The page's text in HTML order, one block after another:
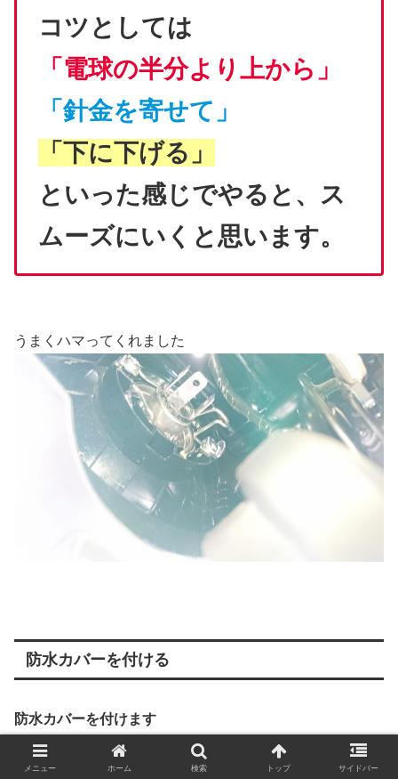
コツとしては
「電球の半分より上から」
「針金を寄せて」
「下に下げる」
といった感じでやると、ス
ムーズにいくと思います。
うまくハマってくれました
防水カバーを付ける
防水カバーを付けます
上下の向きがあるので気を付けましょう
メニュー ホーム 検索 トップ サイドバー